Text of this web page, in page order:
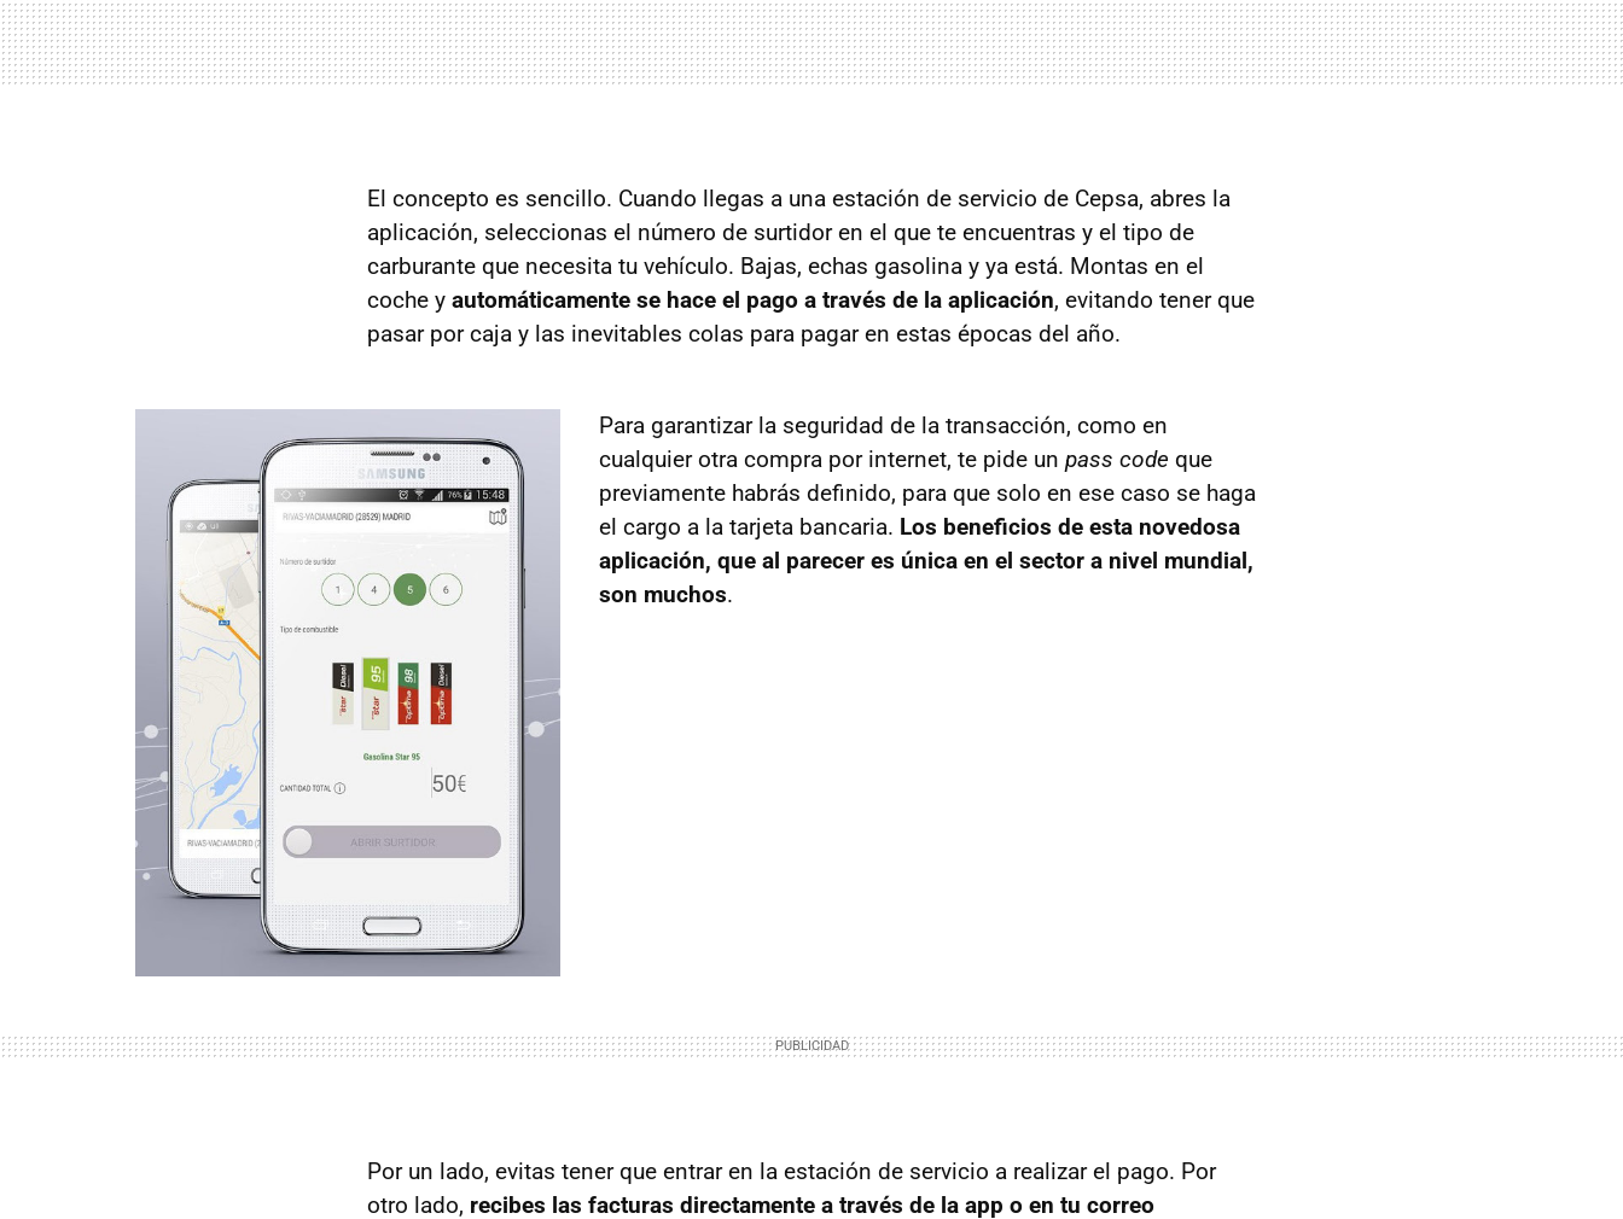
El concepto es sencillo. Cuando llegas a una estación de servicio de Cepsa, abres la
aplicación, seleccionas el número de surtidor en el que te encuentras y el tipo de
carburante que necesita tu vehículo. Bajas, echas gasolina y ya está. Montas en el
coche y automáticamente se hace el pago a través de la aplicación, evitando tener que
pasar por caja y las inevitables colas para pagar en estas épocas del año.
Para garantizar la seguridad de la transacción, como en
cualquier otra compra por internet, te pide un pass code que
previamente habrás definido, para que solo en ese caso se haga
el cargo a la tarjeta bancaria. Los beneficios de esta novedosa
aplicación, que al parecer es única en el sector a nivel mundial,
son muchos.
Por un lado, evitas tener que entrar en la estación de servicio a realizar el pago. Por
otro lado, recibes las facturas directamente a través de la app o en tu correo